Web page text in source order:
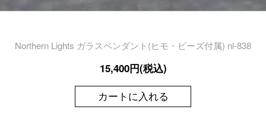
Northern Lights ガラスペンダント(ヒモ・ビーズ付属) nl-838
15,400円(税込)
カートに入れる